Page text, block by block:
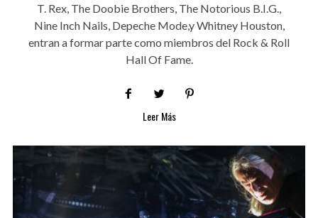
T. Rex, The Doobie Brothers, The Notorious B.I.G.,
Nine Inch Nails, Depeche Mode,y Whitney Houston,
entran a formar parte como miembros del Rock & Roll
Hall Of Fame.
Leer Más